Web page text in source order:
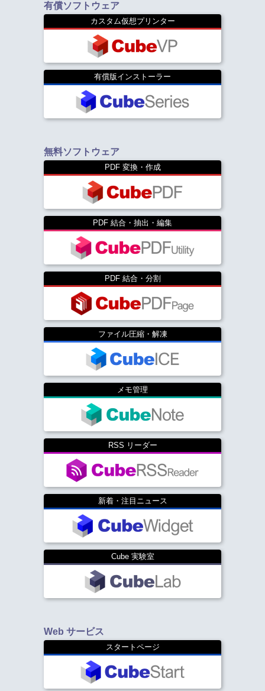
有償ソフトウェア
カスタム仮想プリンター
有償版インストーラー
無料ソフトウェア
PDF 変換・作成
PDF 結合・抽出・編集
PDF 結合・分割
ファイル圧縮・解凍
メモ管理
RSS リーダー
新着・注目ニュース
Cube 実験室
Web サービス
スタートページ